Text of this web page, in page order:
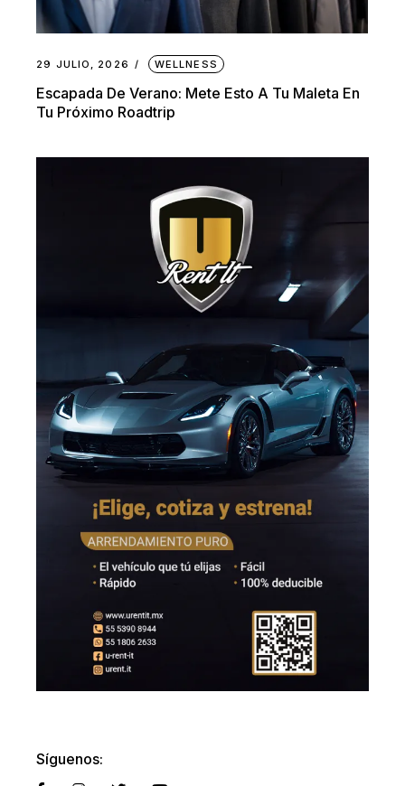
29 JULIO, 2026 WELLNESS
Escapada De Verano: Mete Esto A Tu Maleta En
Tu Próximo Roadtrip
Síguenos: